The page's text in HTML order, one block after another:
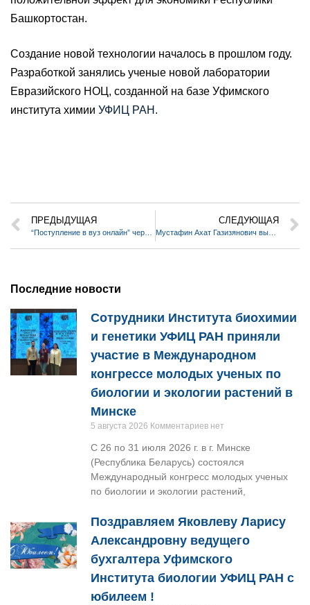
Башкортостан.
Создание новой технологии началось в прошлом году.
Разработкой занялись ученые новой лаборатории
Евразийского НОЦ, созданной на базе Уфимского
института химии УФИЦ РАН.
ПРЕДЫДУЩАЯ СЛЕДУЮЩАЯ
Мустафин Ахат Газизянович выступил на VI Международной научной школе HOPE-PV 2025
Последние новости
Сотрудники Института биохимии
и генетики УФИЦ РАН приняли
участие в Международном
конгрессе молодых ученых по
биологии и экологии растений в
Минске
5 августа 2026 Комментариев нет
С 26 по 31 июля 2026 г. в г. Минске
(Республика Беларусь) состоялся
Международный конгресс молодых ученых
по биологии и экологии растений,
Поздравляем Яковлеву Ларису
Александровну ведущего
бухгалтера Уфимского
Института биологии УФИЦ РАН с
юбилеем !